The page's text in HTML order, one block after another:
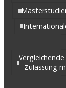
– Zulassung